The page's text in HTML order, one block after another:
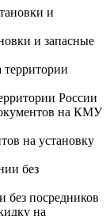
и запасные
России
на установку
посредников